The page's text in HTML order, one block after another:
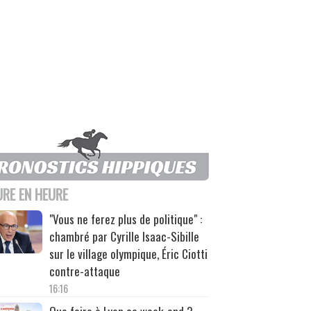
EN HEURE
"Vous ne ferez plus de politique" :
chambré par Cyrille Isaac-Sibille
sur le village olympique, Éric Ciotti
contre-attaque
16:16